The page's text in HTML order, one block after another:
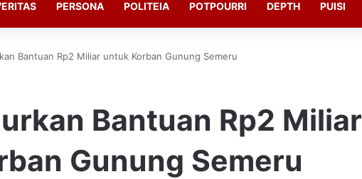
PERSONA POLITEIA POTPOURRI DEPTH PUISI
Bantuan Rp2 Miliar untuk Korban Gunung Semeru
Bantuan Rp2 Miliar
Gunung Semeru